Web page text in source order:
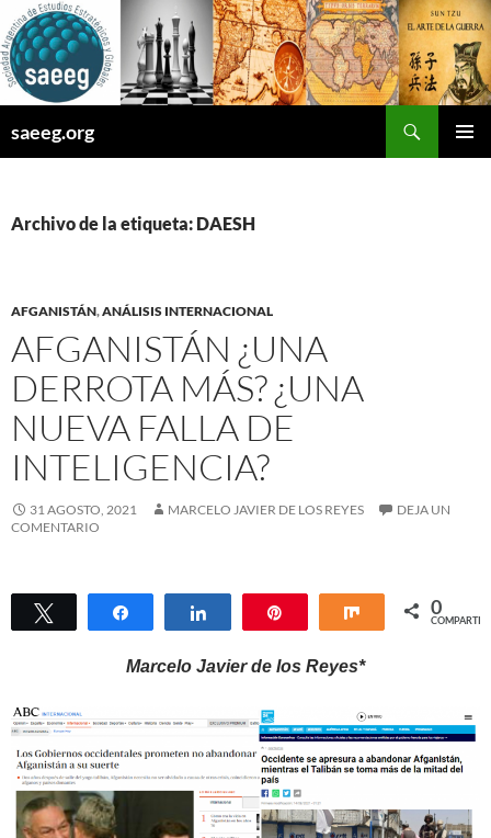
Saltar
al
contenido
saeeg.org
Archivo de la etiqueta: DAESH
AFGANISTÁN,ANÁLISIS INTERNACIONAL
AFGANISTÁN ¿UNA
DERROTA MÁS? ¿UNA
NUEVA FALLA DE
INTELIGENCIA?
31 AGOSTO, 2021 MARCELO JAVIER DE LOS REYES
DEJA UN
COMENTARIO
Twittear Compartir Compartir Compartir
0
COMPARTIR
Marcelo Javier de los Reyes*